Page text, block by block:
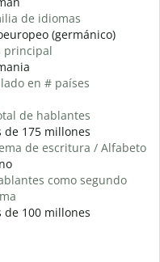
de idiomas
(germánico)
principal
en # países
de hablantes
de 175 millones
de escritura / Alfabeto
como segundo
de 100 millones